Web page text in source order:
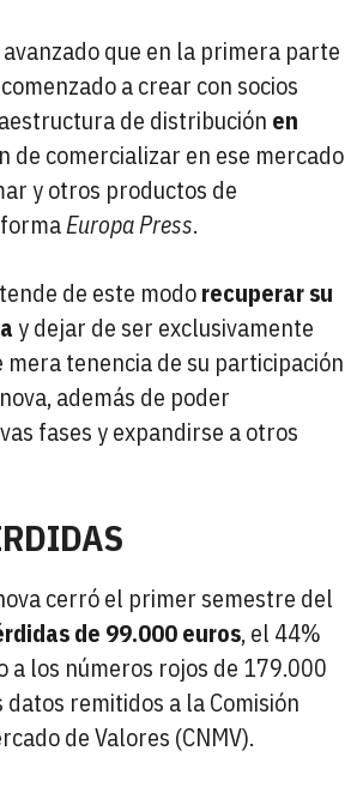
que en la primera parte
a crear con socios
de distribución en
de comercializar en ese mercado
y otros productos de
Europa Press.
de este modorecuperar su
y dejar de ser exclusivamente
mera tenencia de su participación
además de poder
fases y expandirse a otros
cerró el primer semestre del
de 99.000 euros, el 44%
a los números rojos de 179.000
datos remitidos a la Comisión
de Valores (CNMV).